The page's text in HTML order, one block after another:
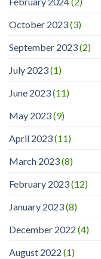
October 2023(3)
September 2023(2)
July 2023(1)
June 2023(11)
May 2023(9)
April 2023(11)
March 2023(8)
February 2023(12)
January 2023(8)
December 2022 (4)
August 2022 (1)